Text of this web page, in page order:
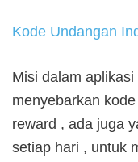
Kode Undangan
Misi dalam
menyebarkan
reward , ada juga
setiap hari , untuk